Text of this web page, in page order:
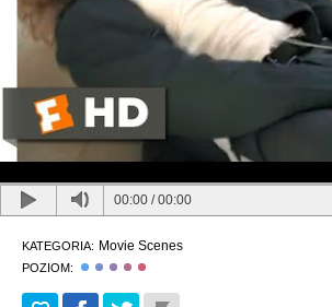
00:00 /00:00
KATEGORIA: Movie Scenes
POZIOM: